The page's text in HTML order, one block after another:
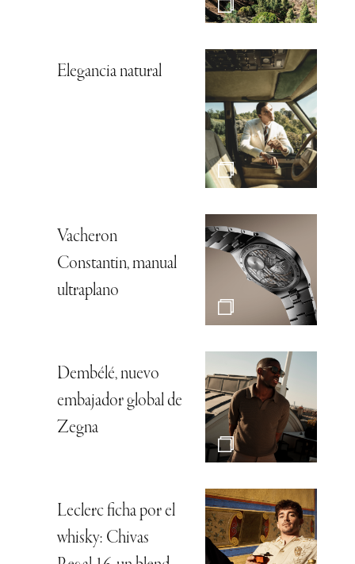
Elegancia natural
Vacheron
Constantin, manual
ultraplano
Dembélé, nuevo
embajador global de
Zegna
Leclerc ficha por el
whisky: Chivas